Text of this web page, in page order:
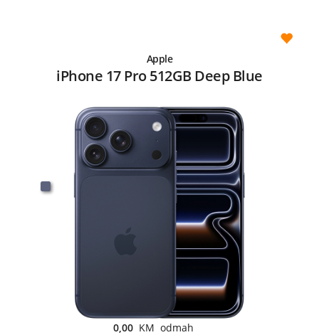
Apple
iPhone 17 Pro 512GB Deep Blue
0,00 KM odmah